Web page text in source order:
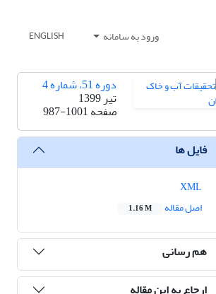
ورود به سامانه ENGLISH
دوره 51، شماره 4
تیر 1399
صفحه987-1001
فایل ها
اصل مقاله
1.16 M
هم رسانی
ارجاع به این مقاله